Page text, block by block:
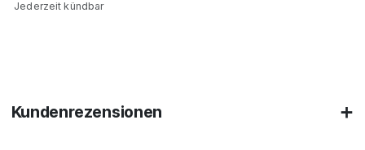
Jederzeit kündbar
Kundenrezensionen